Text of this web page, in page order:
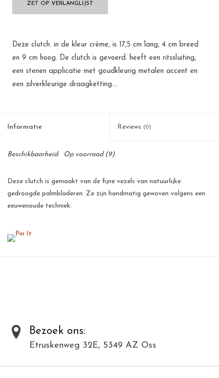
ZET OP VERLANGLIJST
Deze clutch. in de kleur crème, is 17,5 cm lang, 4 cm breed
en 9 cm hoog. De clutch is gevoerd. heeft een ritssluiting,
een stenen applicatie met goudkleurig metalen accent en
een zilverkleurige draagketting....
Informatie Reviews (0)
Beschikbaarheid: Op voorraad(9)
Deze clutch is gemaakt van de fijne vezels van natuurlijke
gedroogde palmbladeren. Ze zijn handmatig gewoven volgens een
eeuwenoude techniek.
kleinschalige telers op de Filipijnen. Voor een arm land als de
Toevoegen om te vergelijken
Bezoek ons:
Etruskenweg 32E, 5349 AZ Oss